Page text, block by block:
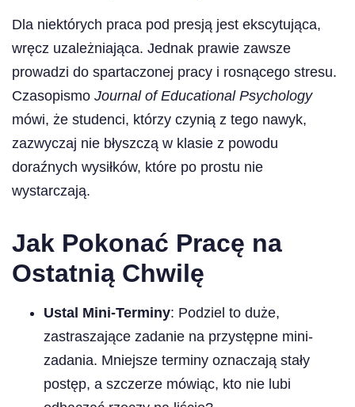
Dla niektórych praca pod presją jest ekscytująca,
wręcz uzależniająca. Jednak prawie zawsze
prowadzi do spartaczonej pracy i rosnącego stresu.
Czasopismo Journal of Educational Psychology
mówi, że studenci, którzy czynią z tego nawyk,
zazwyczaj nie błyszczą w klasie z powodu
doraźnych wysiłków, które po prostu nie
wystarczają.
Jak Pokonać Pracę na
Ostatnią Chwilę
Ustal Mini-Terminy: Podziel to duże,
zastraszające zadanie na przystępne mini-
zadania. Mniejsze terminy oznaczają stały
postęp, a szczerze mówiąc, kto nie lubi